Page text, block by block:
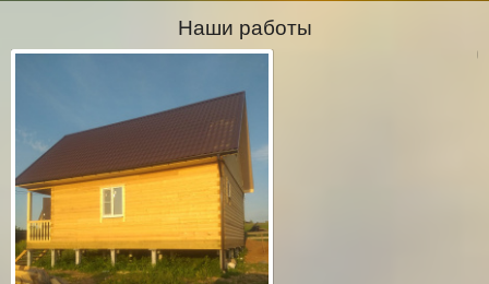
Наши работы